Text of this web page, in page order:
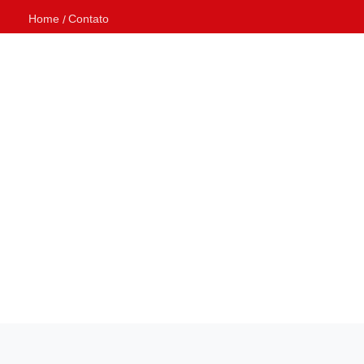
Home Contato